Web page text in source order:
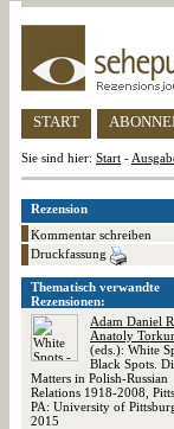
START
Sie sind hier: Start -
Rezension
Kommentar schreiben
Druckfassung
Thematisch verwandte
Rezensionen:
Adam Daniel
Anatoly
(eds.): White
Black Spots.
Matters in Polish-Russian
Relations 1918-2008,
PA: University of
2015